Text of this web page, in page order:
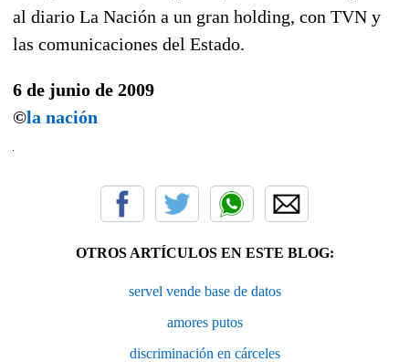
al diario La Nación a un gran holding, con TVN y
las comunicaciones del Estado.
6 de junio de 2009
©la nación
OTROS ARTÍCULOS EN ESTE BLOG:
servel vende base de datos
amores putos
discriminación en cárceles